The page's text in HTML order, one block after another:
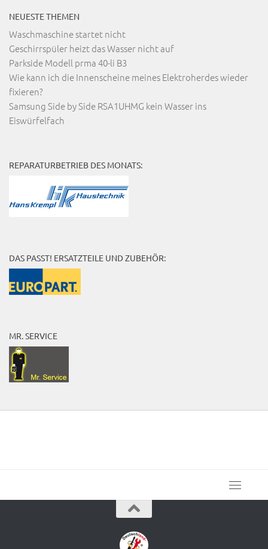
NEUESTE THEMEN
Waschmaschine startet nicht
Geschirrspüler heizt das Wasser nicht auf
Parkside Modell prma 40-li B3
Wie kann ich die Innenscheine meines Elektroherdes wieder
fixieren?
Samsung Side by Side RSA1UHMG kein Wasser ins
Eiswürfelfach
REPARATURBETRIEB DES MONATS:
DAS PASST! ERSATZTEILE UND ZUBEHÖR:
MR. SERVICE